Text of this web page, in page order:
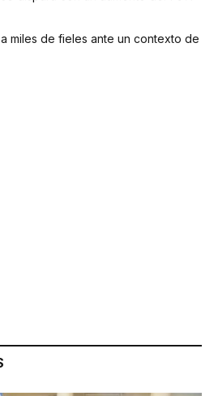
miles de fieles ante un contexto de